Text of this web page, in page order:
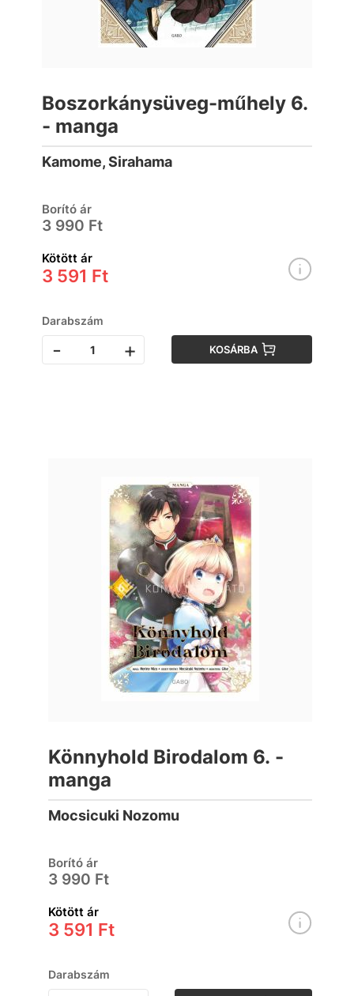
Boszorkánysüveg-műhely 6.
- manga
Kamome, Sirahama
Borító ár
3 990 Ft
Kötött ár
3 591 Ft
Darabszám
- + KOSÁRBA
Könnyhold Birodalom 6. -
manga
Mocsicuki Nozomu
Borító ár
3 990 Ft
Kötött ár
3 591 Ft
Darabszám